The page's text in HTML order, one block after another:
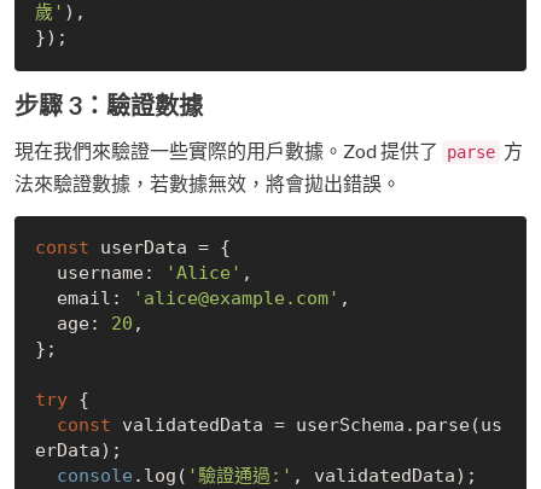
歲' ),
步驟 3：驗證數據
現在我們來驗證一些實際的用戶數據。Zod 提供了 parse 方
法來驗證數據，若數據無效，將會拋出錯誤。
const userData = {
  username:
'Alice' ,
  email:
'alice@example.com' ,
  age:
20 ,
};
try {
const validatedData = userSchema.parse(us
erData);
console .log( '驗證通過:' , validatedData);